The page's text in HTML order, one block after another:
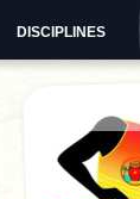
DISCIPLINES